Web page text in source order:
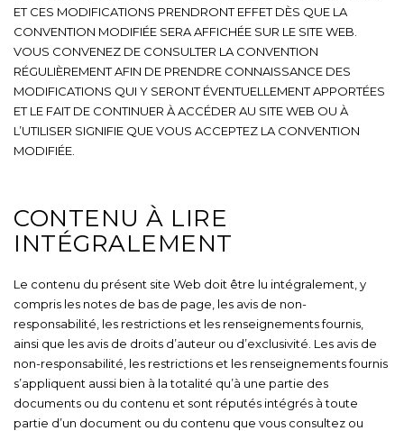
ET CES MODIFICATIONS PRENDRONT EFFET DÈS QUE LA
CONVENTION MODIFIÉE SERA AFFICHÉE SUR LE SITE WEB.
VOUS CONVENEZ DE CONSULTER LA CONVENTION
RÉGULIÈREMENT AFIN DE PRENDRE CONNAISSANCE DES
MODIFICATIONS QUI Y SERONT ÉVENTUELLEMENT APPORTÉES
ET LE FAIT DE CONTINUER À ACCÉDER AU SITE WEB OU À
L’UTILISER SIGNIFIE QUE VOUS ACCEPTEZ LA CONVENTION
MODIFIÉE.
CONTENU À LIRE
INTÉGRALEMENT
Le contenu du présent site Web doit être lu intégralement, y
compris les notes de bas de page, les avis de non-
responsabilité, les restrictions et les renseignements fournis,
ainsi que les avis de droits d’auteur ou d’exclusivité. Les avis de
non-responsabilité, les restrictions et les renseignements fournis
s’appliquent aussi bien à la totalité qu’à une partie des
documents ou du contenu et sont réputés intégrés à toute
partie d’un document ou du contenu que vous consultez ou